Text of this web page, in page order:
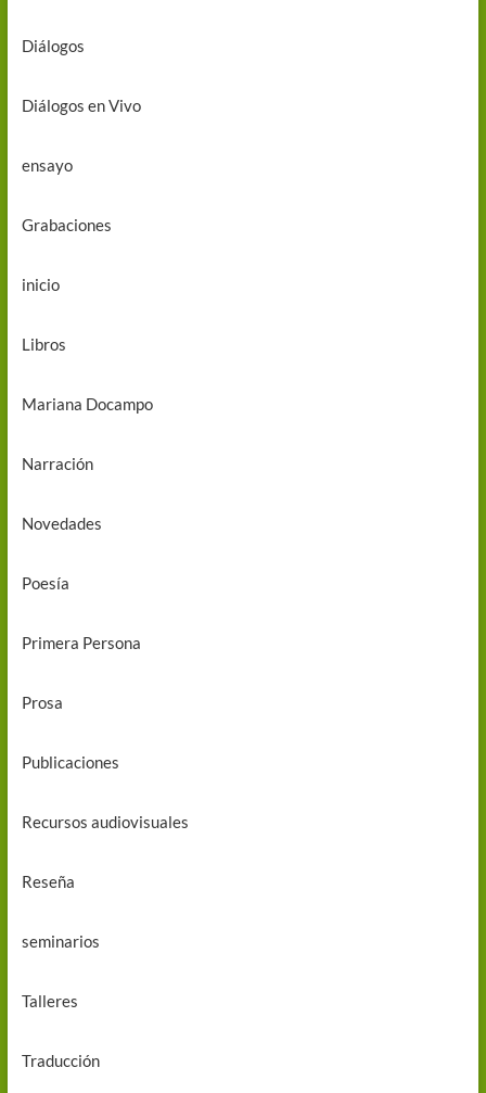
Diálogos
Diálogos en Vivo
ensayo
Grabaciones
inicio
Libros
Mariana Docampo
Narración
Novedades
Poesía
Primera Persona
Prosa
Publicaciones
Recursos audiovisuales
Reseña
seminarios
Talleres
Traducción